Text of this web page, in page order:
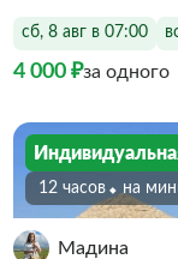
сб, 8 авг в 07:00
4 000 ₽за одного
12 часов На
Мадина